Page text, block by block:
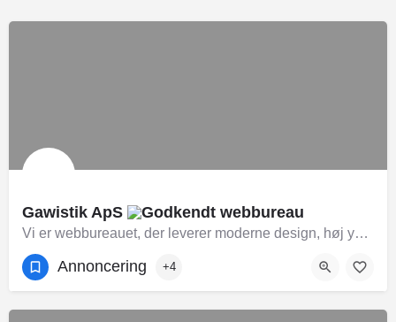
Gawistik ApS
Vi er webbureauet, der leverer moderne design, høj ydeevne og løsninger, der skaber resultater.
Annoncering +4